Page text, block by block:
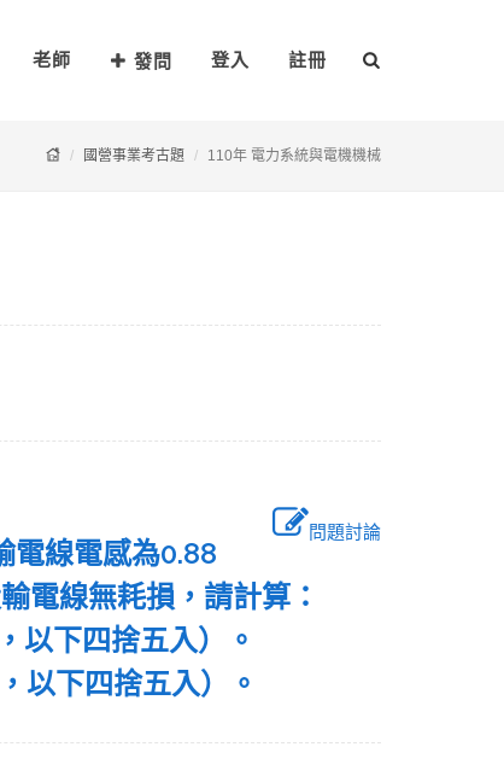
老師 發問 登入 註冊
國營事業考古題 110年 電力系統與電機機械
問題討論
電線電感為0.88
線無耗損，請計算：
以下四捨五入）。
以下四捨五入）。